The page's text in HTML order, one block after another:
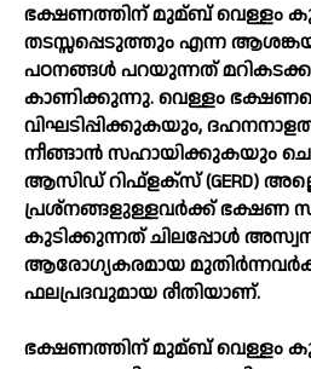
ഭക്ഷണത്തിന് മുമ്ബ് വെള്ളം
തടസ്സപ്പെടുത്തും എന്ന
പഠനങ്ങള്‍ പറയുന്നത്
കാണിക്കുന്നു. വെള്ളം
വിഘടിപ്പിക്കുകയും,
നീങ്ങാൻ സഹായിക്കുകയും
ആസിഡ് റിഫ്‌ളക്‌സ് (GERD)
പ്രശ്‌നങ്ങളുള്ളവർക്ക് ഭക്ഷണ
കുടിക്കുന്നത് ചിലപ്പോള്‍
ആരോഗ്യകരമായ
ഫലപ്രദവുമായ രീതിയാണ്.
ഭക്ഷണത്തിന് മുമ്ബ് വെള്ളം